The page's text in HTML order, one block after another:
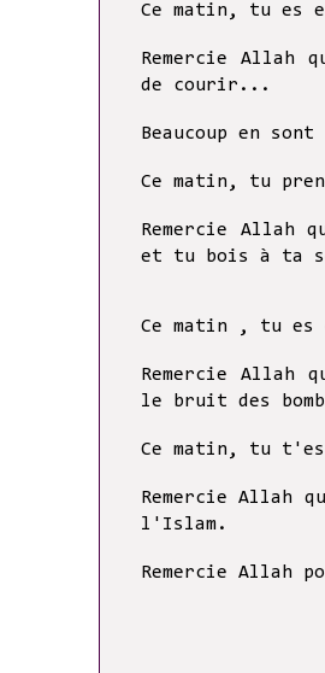
Ce matin, tu es
Remercie Allah
de courir...
Beaucoup en
Ce matin, tu
Remercie Allah
et tu bois à ta
Ce matin , tu es
Remercie Allah
le bruit des
Ce matin, tu t'es
Remercie
l'Islam.
Remercie Allah